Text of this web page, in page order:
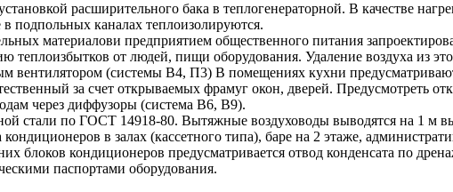
расширительного бака в теплогенераторной. В
подпольных каналах теплоизолируются.
материалови предприятием общественного питания
теплоизбытков от людей, пищи оборудования. Удаление воздуха
вентилятором (системы В4, П3) В помещениях кухни
за счет открываемых фрамуг окон, дверей.
через диффузоры (система В6, В9).
стали по ГОСТ 14918-80. Вытяжные воздуховоды выводятся на 1 м
в залах (кассетного типа), баре на 2 этаже,
блоков кондиционеров предусматривается отвод конденсата по
паспортами оборудования.